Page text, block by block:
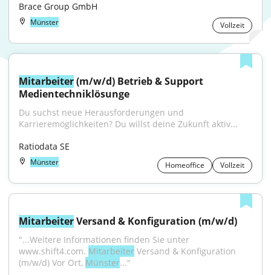
Brace Group GmbH
Münster Vollzeit
Mitarbeiter (m/w/d) Betrieb & Support
Medientechniklösunge
Du suchst neue Herausforderungen und
Karrieremöglichkeiten? Du willst deine Zukunft aktiv...
Ratiodata SE
Münster Homeoffice Vollzeit
Mitarbeiter Versand & Konfiguration (m/w/d)
"...Weitere Informationen finden Sie unter
www.shift4.com. Mitarbeiter Versand & Konfiguration
(m/w/d) Vor Ort, Münster..."